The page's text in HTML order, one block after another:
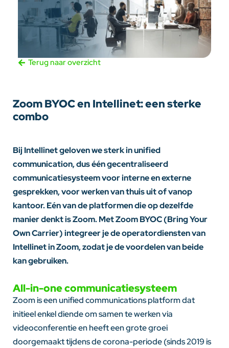
Terug naar overzicht
Zoom BYOC en Intellinet: een sterke
combo
Bij Intellinet geloven we sterk in unified
communication, dus één gecentraliseerd
communicatiesysteem voor interne en externe
gesprekken, voor werken van thuis uit of vanop
kantoor. Eén van de platformen die op dezelfde
manier denkt is Zoom. Met Zoom BYOC (Bring Your
Own Carrier) integreer je de operatordiensten van
Intellinet in Zoom, zodat je de voordelen van beide
kan gebruiken.
All-in-one communicatiesysteem
Zoom is een unified communications platform dat
initieel enkel diende om samen te werken via
videoconferentie en heeft een grote groei
doorgemaakt tijdens de corona-periode (sinds 2019 is